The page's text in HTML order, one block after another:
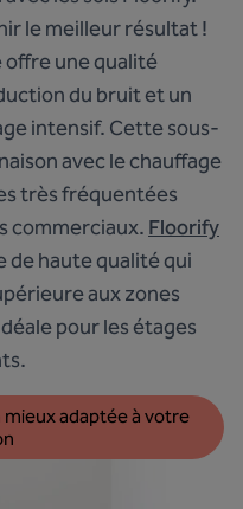
le meilleur résultat !
offre une qualité
du bruit et un
intensif. Cette sous-
avec le chauffage
très fréquentées
commerciaux. Floorify
de haute qualité qui
aux zones
pour les étages
adaptée à votre